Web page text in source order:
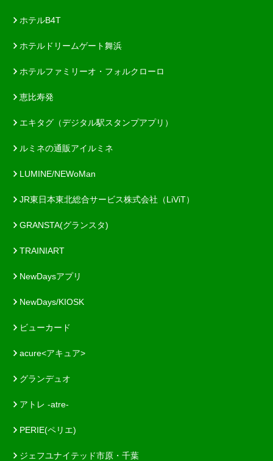
ホテルB4T
ホテルドリームゲート舞浜
ホテルファミリーオ・フォルクローロ
恵比寿発
エキタグ（デジタル駅スタンプアプリ）
ルミネの通販アイルミネ
LUMINE/NEWoMan
JR東日本東北総合サービス株式会社（LiViT）
GRANSTA(グランスタ)
TRAINIART
NewDaysアプリ
NewDays/KIOSK
ビューカード
acure<アキュア>
グランデュオ
アトレ -atre-
PERIE(ペリエ)
ジェフユナイテッド市原・千葉